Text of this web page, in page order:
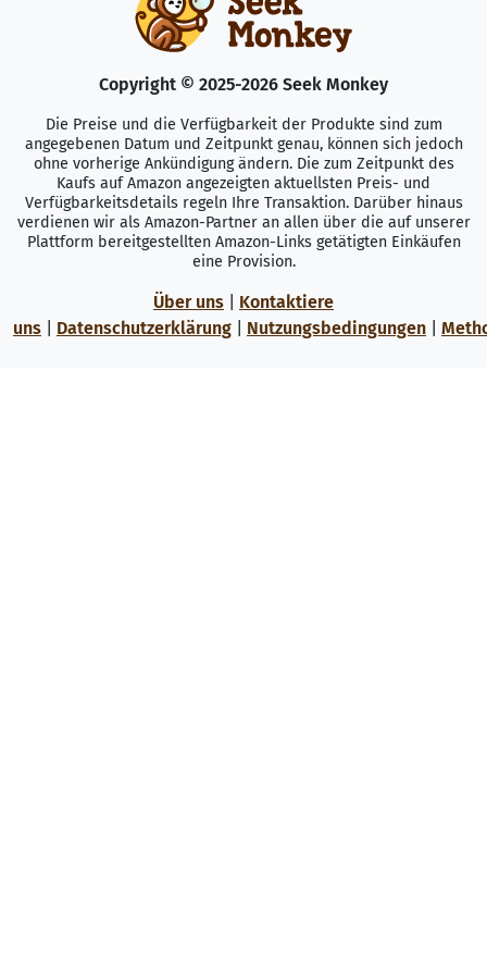
Copyright © 2025-2026 Seek Monkey
Die Preise und die Verfügbarkeit der Produkte sind zum
angegebenen Datum und Zeitpunkt genau, können sich jedoch
ohne vorherige Ankündigung ändern. Die zum Zeitpunkt des
Kaufs auf Amazon angezeigten aktuellsten Preis- und
Verfügbarkeitsdetails regeln Ihre Transaktion. Darüber hinaus
verdienen wir als Amazon-Partner an allen über die auf unserer
Plattform bereitgestellten Amazon-Links getätigten Einkäufen
eine Provision.
Über uns
Kontaktiere
uns
Datenschutzerklärung Nutzungsbedingungen